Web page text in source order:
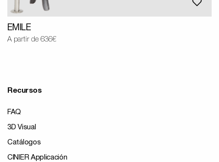
EMILE
A partir de 636€
Recursos
FAQ
3D Visual
Catálogos
CINIER Applicación